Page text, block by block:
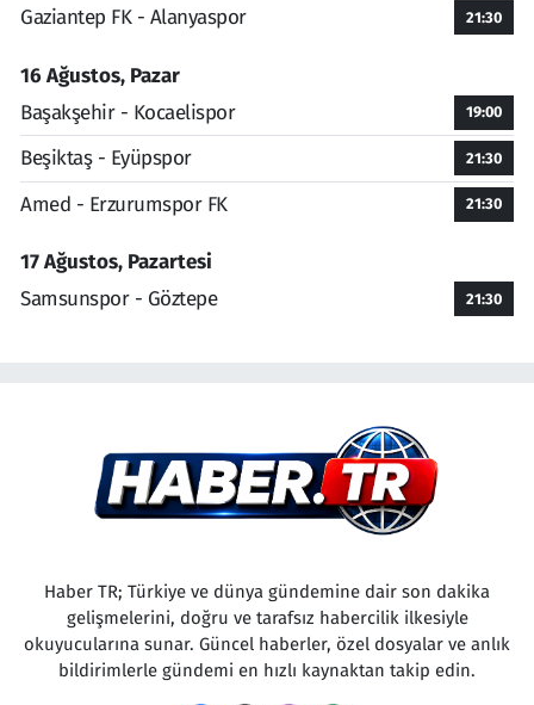
Gaziantep FK - Alanyaspor 21:30
16 Ağustos, Pazar
Başakşehir - Kocaelispor
19:00
Beşiktaş - Eyüpspor 21:30
Amed - Erzurumspor FK 21:30
17 Ağustos, Pazartesi
Samsunspor - Göztepe
21:30
Haber TR; Türkiye ve dünya gündemine dair son dakika
gelişmelerini, doğru ve tarafsız habercilik ilkesiyle
okuyucularına sunar. Güncel haberler, özel dosyalar ve anlık
bildirimlerle gündemi en hızlı kaynaktan takip edin.